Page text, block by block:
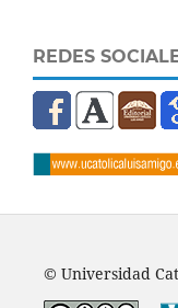
REDES
© Universidad